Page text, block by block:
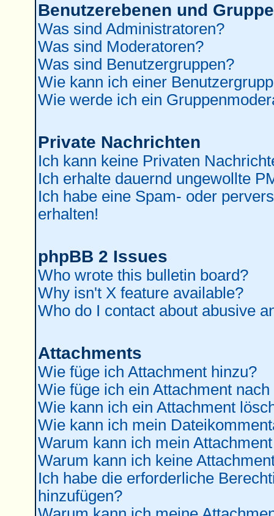
Benutzerebenen und
Was sind Administratoren?
Was sind Moderatoren?
Was sind Benutzergruppen?
Wie kann ich einer
Wie werde ich ein
Private Nachrichten
Ich kann keine Privaten
Ich erhalte dauernd ungewollte
Ich habe eine Spam- oder
erhalten!
phpBB 2 Issues
Who wrote this bulletin board?
Why isn't X feature available?
Who do I contact about abusive
Attachments
Wie füge ich Attachment hinzu?
Wie füge ich ein Attachment
Wie kann ich ein Attachment
Wie kann ich mein
Warum kann ich mein
Warum kann ich keine
Ich habe die erforderliche
hinzufügen?